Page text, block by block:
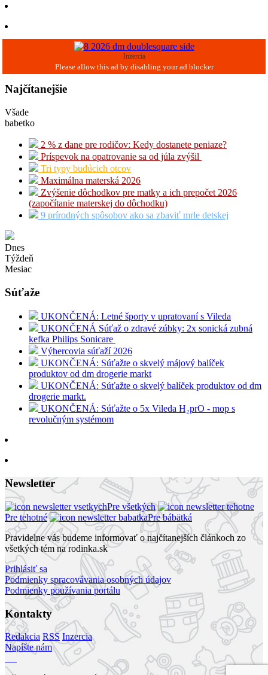
Inzercia
Najčítanejšie
Všade
babetko
2 % z dane pre rodičov: Kedy dostanete peniaze?
Príspevok na opatrovanie sa od júla zvýšil
Tri typy budúcich otcov
Maximálna materská 2026
Zvýšenie dôchodkov pre matky a ich prepočet 2026
(započítanie materskej do dôchodku)
9 prírodných spôsobov ako sa zbaviť mrle detskej
Dnes
Týždeň
Mesiac
Súťaže
UKONČENÁ: Letné športy v upratovaní s Vileda
UKONČENÁ Súťaž o zdravé zúbky: 2x sonická zubná
kefka Philips Sonicare
Výhercovia súťaží 2026
UKONČENÁ: Súťažte o skvelý májový balíček
produktov od dm drogerie markt
UKONČENÁ: Súťažte o skvelý balíček produktov od dm
drogerie markt.
UKONČENÁ: Súťažte o 5x Vileda H₂prO - mop s
revolučným systémom
Newsletter
Pre všetkých
Pre tehotné
Pre bábätká
Pravidelne vás budeme informovať o najčítanejších článkoch zo
všetkých tém na rodinka.sk
Prihlásiť sa
Podmienky spracovávania osobných údajov
Podmienky používania portálu
Kontakty
Redakcia RSS Inzercia
Napíšte nám